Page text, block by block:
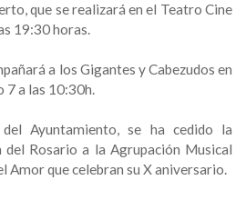
que se realizará en el Teatro Cine
19:30 horas.
a los Gigantes y Cabezudos en
7 a las 10:30h.
Ayuntamiento, se ha cedido la
Rosario a la Agrupación Musical
Amor que celebran su X aniversario.